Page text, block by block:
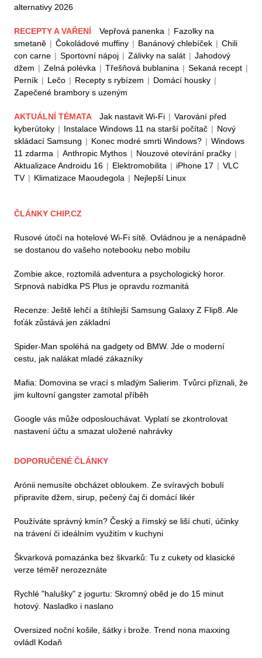
alternativy 2026
RECEPTY A VAŘENÍ Vepřová panenka | Fazolky na
smetaně | Čokoládové muffiny | Banánový chlebíček | Chili
con carne | Sportovní nápoj | Zálivky na salát | Jahodový
džem | Zelná polévka | Třešňová bublanina | Sekaná recept |
Perník | Lečo | Recepty s rybízem | Domácí housky |
Zapečené brambory s uzeným
AKTUÁLNÍ TÉMATA Jak nastavit Wi-Fi | Varování před
kyberútoky | Instalace Windows 11 na starší počítač | Nový
skládací Samsung | Konec modré smrti Windows? | Windows
11 zdarma | Anthropic Mythos | Nouzové otevírání pračky |
Aktualizace Androidu 16 | Elektromobilita | iPhone 17 | VLC
TV | Klimatizace Maoudegola | Nejlepší Linux
ČLÁNKY CHIP.CZ
Rusové útočí na hotelové Wi-Fi sítě. Ovládnou je a nenápadně
se dostanou do vašeho notebooku nebo mobilu
Zombie akce, roztomilá adventura a psychologický horor.
Srpnová nabídka PS Plus je opravdu rozmanitá
Recenze: Ještě lehčí a štíhlejší Samsung Galaxy Z Flip8. Ale
foťák zůstává jen základní
Spider-Man spoléhá na gadgety od BMW. Jde o moderní
cestu, jak nalákat mladé zákazníky
Mafia: Domovina se vrací s mladým Salierim. Tvůrci přiznali, že
jim kultovní gangster zamotal příběh
Google vás může odposlouchávat. Vyplatí se zkontrolovat
nastavení účtu a smazat uložené nahrávky
DOPORUČENÉ ČLÁNKY
Arónii nemusíte obcházet obloukem. Ze svíravých bobulí
připravíte džem, sirup, pečený čaj či domácí likér
Používáte správný kmín? Český a římský se liší chutí, účinky
na trávení či ideálním využitím v kuchyni
Škvarková pomazánka bez škvarků: Tu z cukety od klasické
verze téměř nerozeznáte
Rychlé "halušky" z jogurtu: Skromný oběd je do 15 minut
hotový. Nasladko i naslano
Oversized noční košile, šátky i brože. Trend nona maxxing
ovládl Kodaň